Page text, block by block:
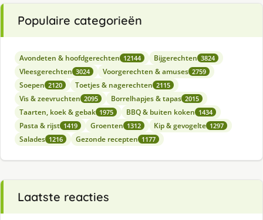
Populaire categorieën
Avondeten & hoofdgerechten 12144 Bijgerechten 3824
Vleesgerechten 3024 Voorgerechten & amuses 2759
Soepen 2120 Toetjes & nagerechten 2115
Vis & zeevruchten 2095 Borrelhapjes & tapas 2015
Taarten, koek & gebak 1975 BBQ & buiten koken 1434
Pasta & rijst 1419 Groenten 1312 Kip & gevogelte 1297
Salades 1216 Gezonde recepten 1177
Laatste reacties